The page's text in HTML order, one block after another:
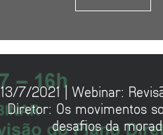
13/7/2021 | Webinar:
Diretor: Os movimentos
desafios da